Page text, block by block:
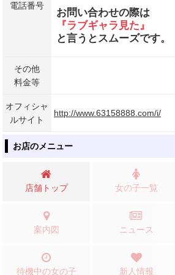
電話番号
お問い合わせの際は
『ラブギャラ見た』
と言うとスムーズです。
その他
料金等
オフィシャ
ルサイト
http://www.63158888.com/i/
お店のメニュー
店舗トップ 女の子一覧
案内図 ニュース
待機中の女の子 新人情報